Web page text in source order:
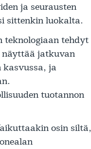
ja seurausten
sittenkin luokalta.
teknologiaan tehdyt
näyttää jatkuvan
kasvussa, ja
tuotannon
osin siltä,